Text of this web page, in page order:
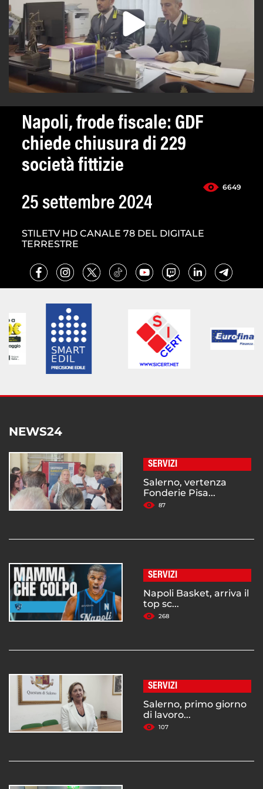
Napoli, frode fiscale: GDF
chiede chiusura di 229
società fittizie
6649
25 settembre 2024
STILETV HD CANALE 78 DEL DIGITALE
TERRESTRE
NEWS24
SERVIZI
Salerno, vertenza
Fonderie Pisa...
87
SERVIZI
Napoli Basket, arriva il
top sc...
268
SERVIZI
Salerno, primo giorno
di lavoro...
107